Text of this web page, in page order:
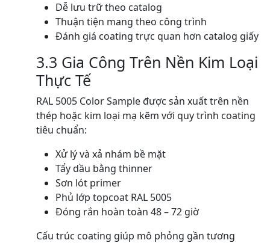
Dễ lưu trữ theo catalog
Thuận tiện mang theo công trình
Đánh giá coating trực quan hơn catalog giấy
3.3 Gia Công Trên Nền Kim Loại
Thực Tế
RAL 5005 Color Sample được sản xuất trên nền
thép hoặc kim loại mạ kẽm với quy trình coating
tiêu chuẩn:
Xử lý và xả nhám bề mặt
Tẩy dầu bằng thinner
Sơn lót primer
Phủ lớp topcoat RAL 5005
Đóng rắn hoàn toàn 48 – 72 giờ
Cấu trúc coating giúp mô phỏng gần tương